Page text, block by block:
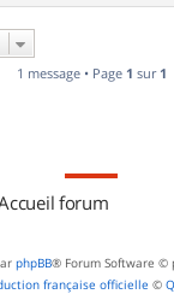
1 message • Page 1 sur 1
forum
phpBB® Forum Software ©
française officielle ©